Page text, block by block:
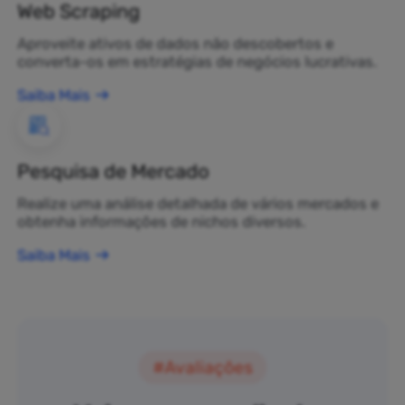
Web Scraping
Aproveite ativos de dados não descobertos e
converta-os em estratégias de negócios lucrativas.
Saiba Mais
Pesquisa de Mercado
Realize uma análise detalhada de vários mercados e
obtenha informações de nichos diversos.
Saiba Mais
#Avaliações